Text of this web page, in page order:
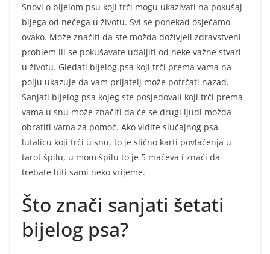
Snovi o bijelom psu koji trči mogu ukazivati na pokušaj
bijega od nečega u životu. Svi se ponekad osjećamo
ovako. Može značiti da ste možda doživjeli zdravstveni
problem ili se pokušavate udaljiti od neke važne stvari
u životu. Gledati bijelog psa koji trči prema vama na
polju ukazuje da vam prijatelj može potrčati nazad.
Sanjati bijelog psa kojeg ste posjedovali koji trči prema
vama u snu može značiti da će se drugi ljudi možda
obratiti vama za pomoć. Ako vidite slučajnog psa
lutalicu koji trči u snu, to je slično karti povlačenja u
tarot špilu, u mom špilu to je 5 mačeva i znači da
trebate biti sami neko vrijeme.
Što znači sanjati šetati
bijelog psa?